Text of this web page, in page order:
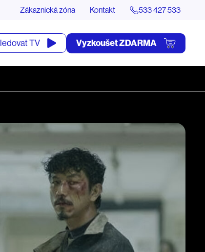
Zákaznická zóna Kontakt 533 427 533
TV Vyzkoušet ZDARMA